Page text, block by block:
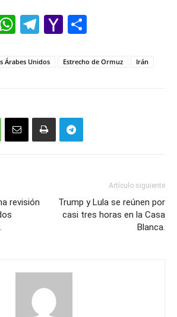
WhatsApp
Telegram
Yahoo
Árabes Unidos Estrecho de Ormuz Irán
revisión
Artículo siguiente
Trump y Lula se reúnen por
casi tres horas en la Casa
Blanca.